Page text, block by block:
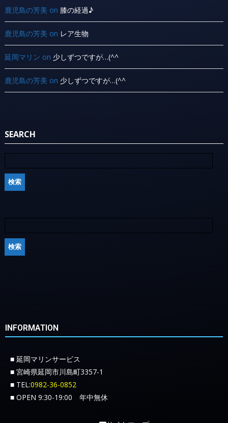
鹿児島の芳美 on 膝の経過♪
鹿児島の芳美 on レア生物
延岡マリン on 少しずつですが…(^^ ゞ
鹿児島の芳美 on 少しずつですが…(^^ ゞ
SEARCH
INFORMATION
■ 延岡マリンサービス
■ 宮崎県延岡市川島町3357-1
■ TEL:0982-36-0852
■ OPEN 9:30-19:00 年中無休